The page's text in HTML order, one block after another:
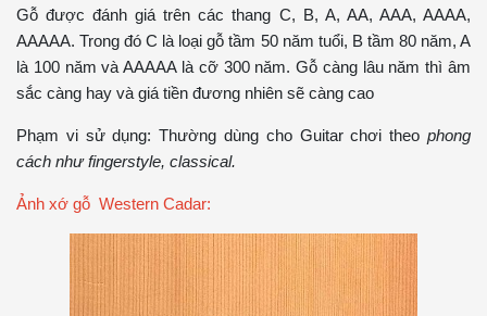
Gỗ được đánh giá trên các thang C, B, A, AA, AAA, AAAA,
AAAAA. Trong đó C là loại gỗ tầm 50 năm tuổi, B tầm 80 năm, A
là 100 năm và AAAAA là cỡ 300 năm. Gỗ càng lâu năm thì âm
sắc càng hay và giá tiền đương nhiên sẽ càng cao
Phạm vi sử dụng: Thường dùng cho Guitar chơi theo phong
cách như fingerstyle, classical.
Ảnh xớ gỗ Western Cadar: